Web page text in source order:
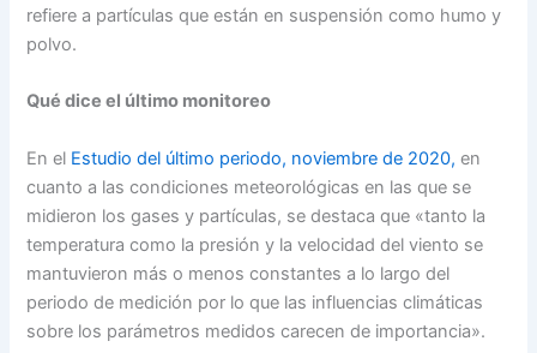
refiere a partículas que están en suspensión como humo y
polvo.
Qué dice el último monitoreo
En el Estudio del último periodo, noviembre de 2020, en
cuanto a las condiciones meteorológicas en las que se
midieron los gases y partículas, se destaca que «tanto la
temperatura como la presión y la velocidad del viento se
mantuvieron más o menos constantes a lo largo del
periodo de medición por lo que las influencias climáticas
sobre los parámetros medidos carecen de importancia».